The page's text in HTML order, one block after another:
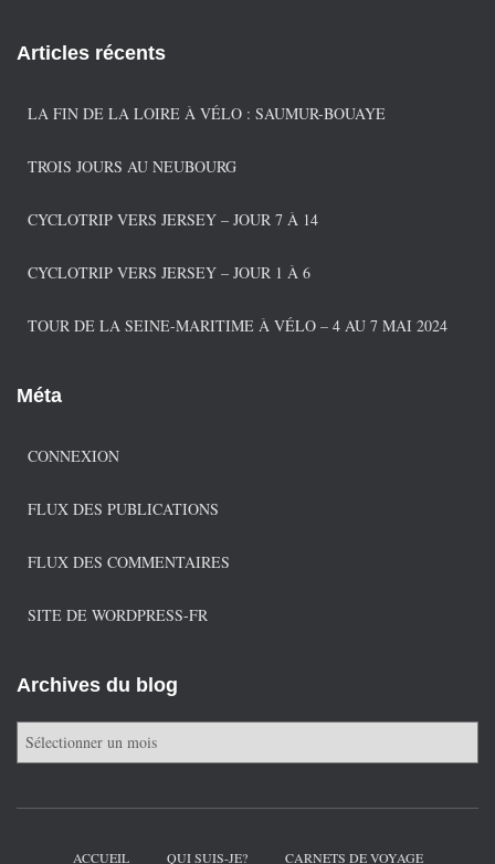
gArticles récents
LA FIN DE LA LOIRE À VÉLO : SAUMUR-BOUAYE
TROIS JOURS AU NEUBOURG
CYCLOTRIP VERS JERSEY – JOUR 7 À 14
CYCLOTRIP VERS JERSEY – JOUR 1 À 6
TOUR DE LA SEINE-MARITIME À VÉLO – 4 AU 7 MAI 2024
Méta
CONNEXION
FLUX DES PUBLICATIONS
FLUX DES COMMENTAIRES
SITE DE WORDPRESS-FR
Archives du blog
h
ACCUEIL QUI SUIS-JE? CARNETS DE VOYAGE